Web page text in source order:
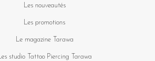
Les nouveautés
Les promotions
Le magazine Tarawa
studio Tattoo Piercing Tarawa